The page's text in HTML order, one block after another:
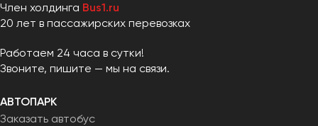
Член холдинга Bus1.ru
20 лет в пассажирских перевозках
Работаем 24 часа в сутки!
Звоните, пишите — мы на связи.
АВТОПАРК
Заказать автобус